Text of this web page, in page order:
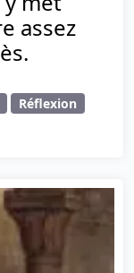
assez
Réflexion